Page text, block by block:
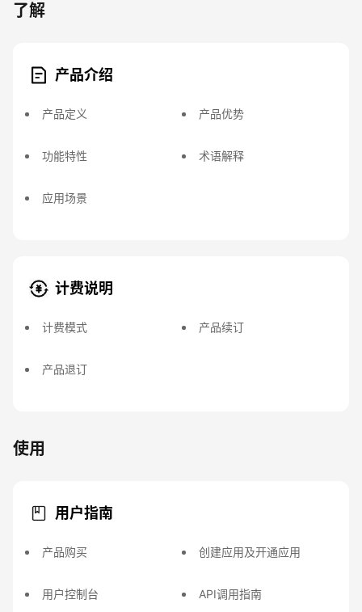
了解
产品介绍
产品定义 产品优势
功能特性 术语解释
应用场景
计费说明
计费模式 产品续订
产品退订
使用
用户指南
产品购买 创建应用及开通应用
用户控制台 API调用指南